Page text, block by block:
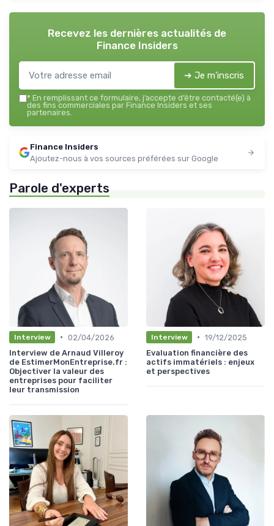
Recevez les dernières actualités de
Finance Insiders
➔ Je m'inscris
* En remplissant ce formulaire, j’accepte d’être contacté(e) à
des fins commerciales par Finance Insiders et ses
partenaires.
Finance Insiders
Ajoutez-nous à vos sources préférées sur Google
Parole d'experts
Interview • 02/04/2026
Interview de Arnaud Villeroy
de EstimerMonEntreprise.fr :
Objectiver la valeur des
entreprises pour faciliter
leur transmission
Interview • 19/12/2025
Evaluation financière des
actifs immatériels : enjeux
et perspectives